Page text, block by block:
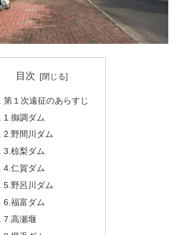
目次
第１次遠征のあらすじ
1.御調ダム
2.野間川ダム
3.椋梨ダム
4.仁賀ダム
5.野呂川ダム
6.福富ダム
7.高瀬堰